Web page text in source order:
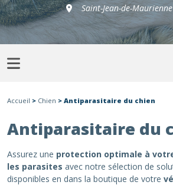
Saint-Jean-de-
Accueil > Chien > Antiparasitaire du chien
Antiparasitaire du
Assurez une protection optimale à
les parasites avec notre sélection de
disponibles en dans la boutique de votre